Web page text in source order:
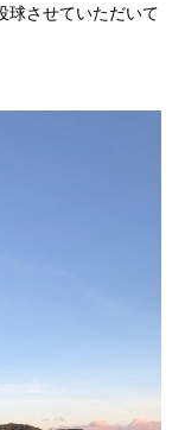
球させていただいて